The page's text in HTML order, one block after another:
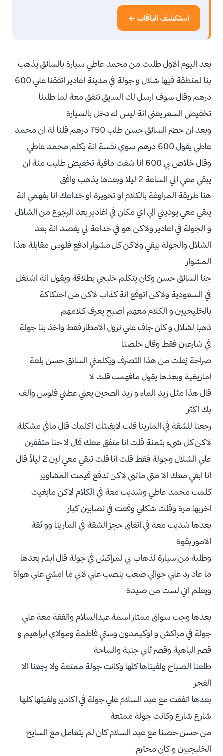
استكشف الباقات ←
بعد اليوم الاول طلبت من محمد عاطي سيارة بالسائق يذهب
بنا لمنطقة فيها شلال و جولة في مدينة اغادير اتفقنا علي 600
درهم وقال سوف ارسل لك السايق تتفق معة لما طلبنا
تخفيض السعر يعني انة ليس له دخل بالسيارة
وبعد ان حضر السائق حسن طلب 750 درهم قلنا لة ان محمد
عاطي يقول 600 درهم سوي نفسة انة يكلم محمد عاطي
وقال خلاص بي 600 انا شفت مافية تخفيض طلبت منة ان
يبقي معي الي الساعة 2 ليلا وبعدها يذهب وافق
هنا طريقة المراوغة بالكلام او تحويرة او خداعك انا بفهمي انة
يبقي معي يوديني الي اي مكان في اغادير بعد الرجوع من الشلال
و الجولة في اغادير ولاكن هو في خداعة لي يقصد انة بعد
الشلال والجولة يبقي ولاكن كل مشوار ادفع فلوس مقابلة هذا
المشوار
جنا السائق حسن وكان يتكلم خليجي بطلاقة ويقول انة اشتغل
في السعودية ولاكن اتوقع انة كذاب لاكن من احتكاكة
بالخليجيين و الكلام معهم اصبح يعرف كلامهم
ذهبا لشلال و كان جاف علي نزول الامطار فقط واخذ بنا جولة
في شارعين فقط وقال خلصنا
صراحة زعلت من هذا التصرف ويكلمني السائق حسن بلغة
امازيغية وبعدها يقول مافهمت قلت لا
قال هذا مثل زيد الماء و زيد الطحين يعني عطني فلوس والف
بك اكثر
رجعنا للشقة في المارينا قلت لابغيتك اكلمك قال مافي مشكلة
لاكن كل شيء بثمنة قلت انا متفق معك قال لا حنا متفقين
علي الشلال وجولة فقط قلت انا قلت تبقي معي لين 2 ليلاً قال
انا ابقي معك الا متي ماتبي لاكن تدفع قيمت المشاوير
كلمت محمد عاطي وشديت معة في الكلام لاكن مابغيت
اخربها مرة وقلت شكلي وقعت في نصابين كبار
بعدها شديت معة في اتفاق حجز الشقة في المارينا وو ثقة
الامور بقوة
وطلبة من سيارة لذهاب بي لمراكش في جولة قال ابشر بعدها
ما عاد رد علي جوالي صعب ينصب علي لاني ما امشي علي هواة
ويعلم اني لست من صيدة
بعدها وجت سواق ممتاز اسمة عبدالسلام واتفقة معة علي
جولة في مراكش و اوكيمدون وستي فاطمة ومولاي ابراهيم و
قصر الباهية وقصر ثاني جنبة والساحة
طلعنا الصباح ولفيناها كلها وكانت جولة ممتعة ولا رجعنا الا
الفجر
بعدها اتفقت مع عبد السلام علي جولة في اكادير ولفيتها كلها
شارع شارع وكانت جولة ممتعة
من حسن حضنا مع عبد السلام كان لم يتعامل مع السايح
الخليجيين و كان محترم